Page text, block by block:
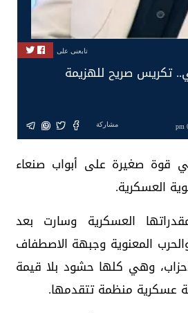
تابعنى على
تكريس صريح للهزيمة
مشاركة
قوة صغيرة على أبواب صنعاء
العسكرية.
العسكرية وسارت بعد
والحرب المعنوية وجبهة الاصطفاف
وهي كلها حشود بلا قيمة
عسكرية منظمة تتقدمها.